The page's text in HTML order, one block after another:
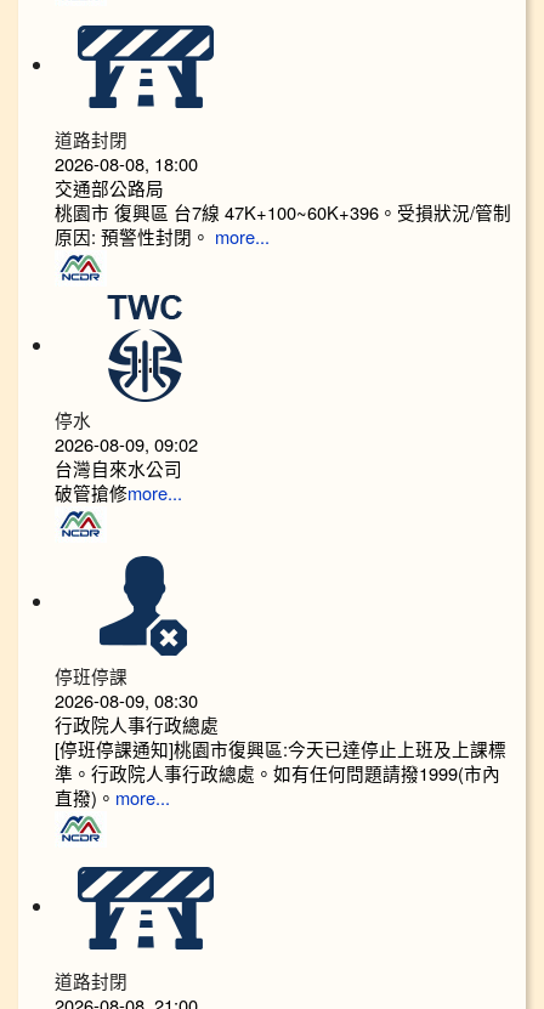
道路封閉
2026-08-08, 18:00
交通部公路局
桃園市 復興區 台7線 47K+100~60K+396。受損狀況/管制
原因: 預警性封閉。
more...
停水
2026-08-09, 09:02
台灣自來水公司
破管搶修more...
停班停課
2026-08-09, 08:30
行政院人事行政總處
[停班停課通知]桃園市復興區:今天已達停止上班及上課標
準。行政院人事行政總處。如有任何問題請撥1999(市內
直撥)。 more...
道路封閉